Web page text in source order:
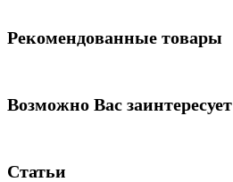
Рекомендованные товары
Возможно Вас заинтересует
Статьи